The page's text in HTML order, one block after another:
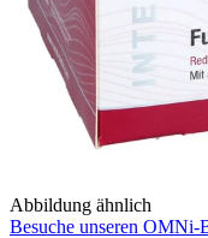
Abbildung ähnlich
Besuche unseren